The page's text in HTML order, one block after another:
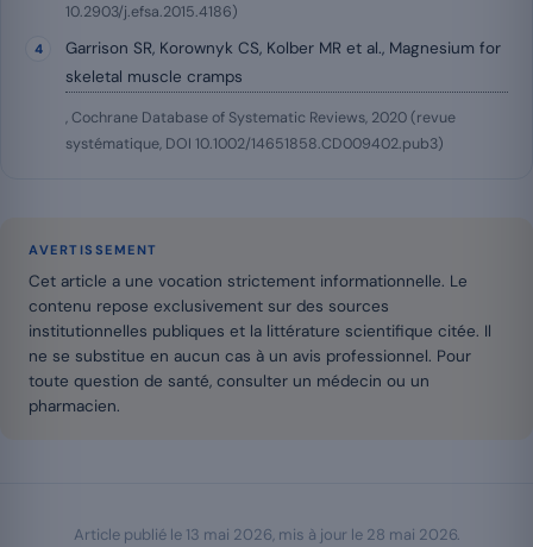
10.2903/j.efsa.2015.4186)
Garrison SR, Korownyk CS, Kolber MR et al., Magnesium for
skeletal muscle cramps
, Cochrane Database of Systematic Reviews, 2020 (revue
systématique, DOI 10.1002/14651858.CD009402.pub3)
AVERTISSEMENT
Cet article a une vocation strictement informationnelle. Le
contenu repose exclusivement sur des sources
institutionnelles publiques et la littérature scientifique citée. Il
ne se substitue en aucun cas à un avis professionnel. Pour
toute question de santé, consulter un médecin ou un
pharmacien.
Article publié le 13 mai 2026, mis à jour le 28 mai 2026.